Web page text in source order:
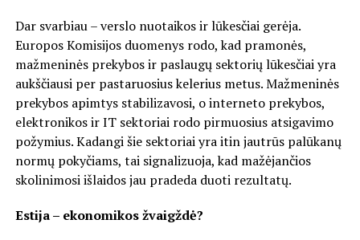
Dar svarbiau – verslo nuotaikos ir lūkesčiai gerėja.
Europos Komisijos duomenys rodo, kad pramonės,
mažmeninės prekybos ir paslaugų sektorių lūkesčiai yra
aukščiausi per pastaruosius kelerius metus. Mažmeninės
prekybos apimtys stabilizavosi, o interneto prekybos,
elektronikos ir IT sektoriai rodo pirmuosius atsigavimo
požymius. Kadangi šie sektoriai yra itin jautrūs palūkanų
normų pokyčiams, tai signalizuoja, kad mažėjančios
skolinimosi išlaidos jau pradeda duoti rezultatų.
Estija – ekonomikos žvaigždė?